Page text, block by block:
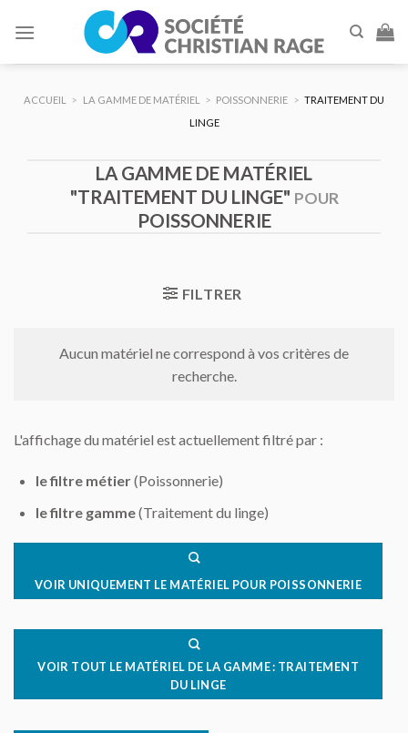
ACCUEIL > LA GAMME DE MATÉRIEL > POISSONNERIE > TRAITEMENT DU
LINGE
LA GAMME DE MATÉRIEL
"TRAITEMENT DU LINGE" POUR
POISSONNERIE
FILTRER
Aucun matériel ne correspond à vos critères de
recherche.
L'affichage du matériel est actuellement filtré par :
le filtre métier(Poissonnerie)
le filtre gamme(Traitement du linge)
VOIR UNIQUEMENT LE MATÉRIEL POUR POISSONNERIE
VOIR TOUT LE MATÉRIEL DE LA GAMME : TRAITEMENT
DU LINGE